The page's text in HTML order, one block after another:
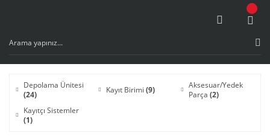
Depolama Ünitesi
(24)
Kayıt Birimi (9)
Aksesuar/Yedek
Parça (2)
Kayıtçı Sistemler
(1)